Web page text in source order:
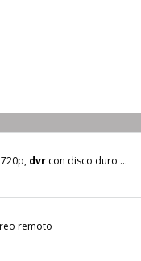
dvr con disco duro de 2teras.
remoto